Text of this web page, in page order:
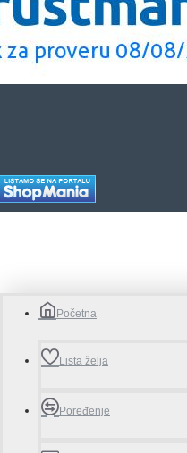
Početna
Lista želja
Poređenje